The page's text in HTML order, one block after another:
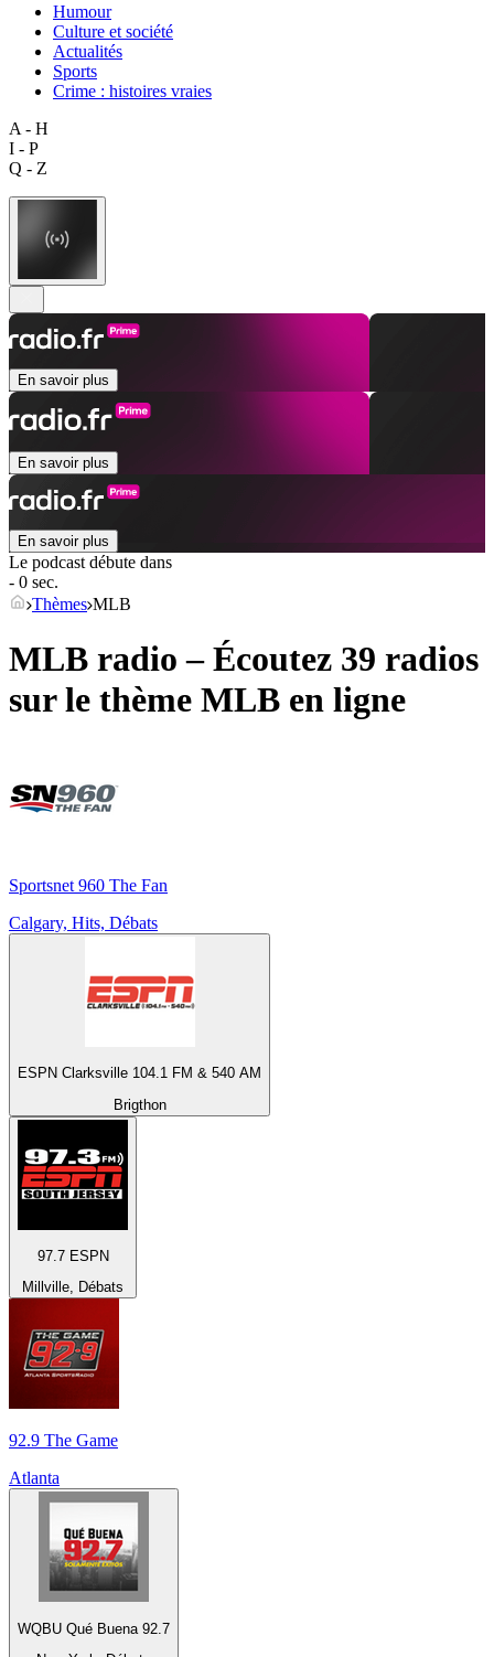
Humour
Culture et société
Actualités
Sports
Crime : histoires vraies
A - H
I - P
Q - Z
En savoir plus
En savoir plus
En savoir plus
Le podcast débute dans
- 0 sec.
Thèmes MLB
MLB radio – Écoutez 39 radios
sur le thème MLB en ligne
Sportsnet 960 The Fan
Calgary, Hits, Débats
ESPN Clarksville 104.1 FM & 540 AM
Brigthon
97.7 ESPN
Millville, Débats
92.9 The Game
Atlanta
WQBU Qué Buena 92.7